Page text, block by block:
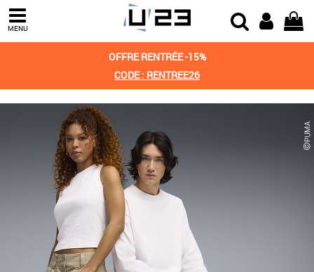
MENU
OFFRE RENTRÉE -15%
CODE : RENTREE26